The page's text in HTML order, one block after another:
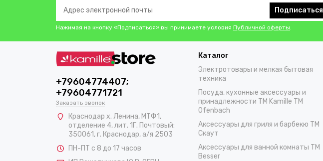
Подписаться
Нажимая на кнопку «Подписаться» вы принимаете условия Публичной оферты
+79604774407;
+79604771721
Заказать звонок
Краснодар х. Ленина, МТФ1,
отделение 4, лит. 1Г. Почтовый:
350061, г. Краснодар, а/я 2503
ПН-ПТ с 8 до 17 часов
Каталог
Электротовары и мелкая бытовая
техника
Посуда, кухонные аксессуары и
принадлежности TM Kamille TM
Ofenbach
Аксессуары для гриля и барбекю TM
Скаут
Аксессуары для ванной комнаты TM
Besser